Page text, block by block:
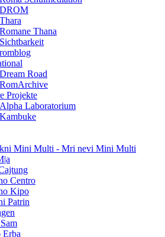
DROM
Thara
Romane Thana
Sichtbarkeit
romblog
Dream Road
RomArchive
Projekte
Alpha Laboratorium
Kambuke
Mini Multi - Mri nevi Mini Multi
Centro
Kipo
Patrin
Erba